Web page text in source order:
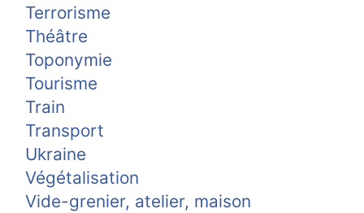
Terrorisme
Théâtre
Toponymie
Tourisme
Train
Transport
Ukraine
Végétalisation
Vide-grenier, atelier, maison